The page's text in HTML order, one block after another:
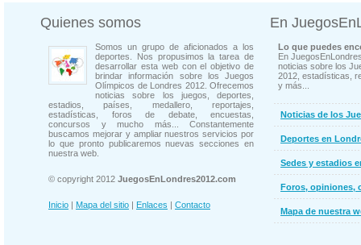
Quienes somos
Somos un grupo de aficionados a los
deportes. Nos propusimos la tarea de
desarrollar esta web con el objetivo de
brindar información sobre los Juegos
Olímpicos de Londres 2012. Ofrecemos
noticias sobre los juegos, deportes,
estadios, países, medallero, reportajes,
estadísticas, foros de debate, encuestas,
concursos y mucho más... Constantemente
buscamos mejorar y ampliar nuestros servicios por
lo que pronto publicaremos nuevas secciones en
nuestra web.
© copyright 2012 JuegosEnLondres2012.com
Inicio | Mapa del sitio | Enlaces | Contacto
En
Lo que puedes
En
noticias sobre los
2012, estadísticas,
y más...
Noticias de los
Deportes en
Sedes y estadios
Foros, opiniones,
Mapa de nuestra